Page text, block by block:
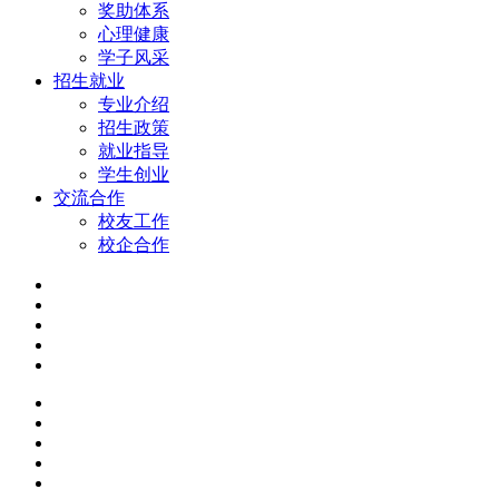
奖助体系
心理健康
学子风采
招生就业
专业介绍
招生政策
就业指导
学生创业
交流合作
校友工作
校企合作